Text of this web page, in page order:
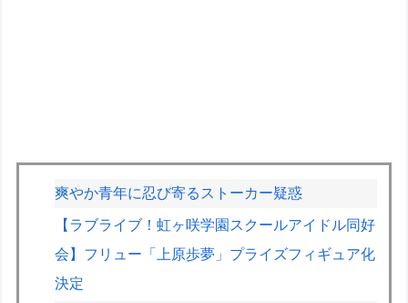
爽やか青年に忍び寄るストーカー疑惑
【ラブライブ！虹ヶ咲学園スクールアイドル同好
会】フリュー「上原歩夢」プライズフィギュア化
決定